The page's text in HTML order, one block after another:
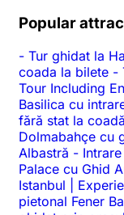
Popular
- Tur ghidat la
coada la bilete -
Tour Including
Basilica cu
fără stat la
Dolmabahçe cu
Albastră -
Palace cu Ghid
Istanbul |
pietonal Fener